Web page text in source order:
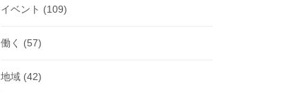
イベント (109)
働く (57)
地域 (42)